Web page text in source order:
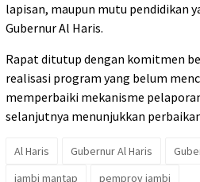
lapisan, maupun mutu pendidikan
Gubernur Al Haris.
Rapat ditutup dengan komitmen
realisasi program yang belum
memperbaiki mekanisme
selanjutnya menunjukkan
Al Haris Gubernur Al Haris
jambi mantap
pemprov jambi